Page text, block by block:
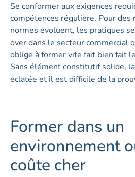
Se conformer aux exigences
compétences régulière. Pour
normes évoluent, les pratiques
over dans le secteur commercial
oblige à former vite fait bien fait
Sans élément constitutif solide,
éclatée et il est difficile de la
Former dans un
environnement
coûte cher